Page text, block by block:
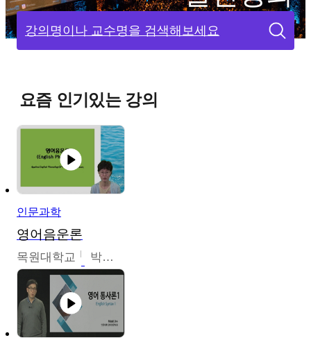
강의명이나 교수명을 검색해보세요
요즘 인기있는 강의
인문과학
영어음운론
목원대학교 박미숙